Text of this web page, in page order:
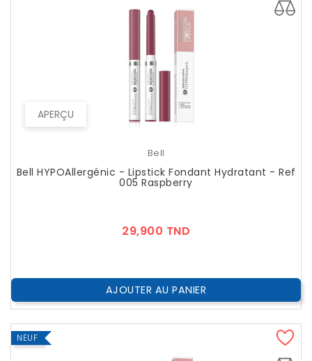
APERÇU
Bell
Bell HYPOAllergénic - Lipstick Fondant Hydratant - Ref
005 Raspberry
29,900 TND
AJOUTER AU PANIER
NEUF